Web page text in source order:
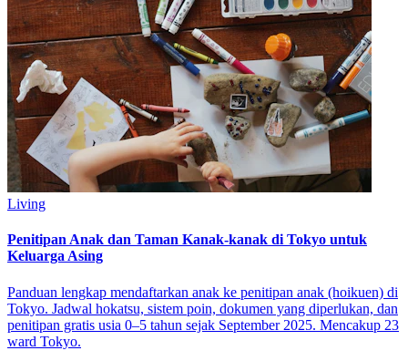
Living
Penitipan Anak dan Taman Kanak-kanak di Tokyo untuk
Keluarga Asing
Panduan lengkap mendaftarkan anak ke penitipan anak (hoikuen) di
Tokyo. Jadwal hokatsu, sistem poin, dokumen yang diperlukan, dan
penitipan gratis usia 0–5 tahun sejak September 2025. Mencakup 23
ward Tokyo.